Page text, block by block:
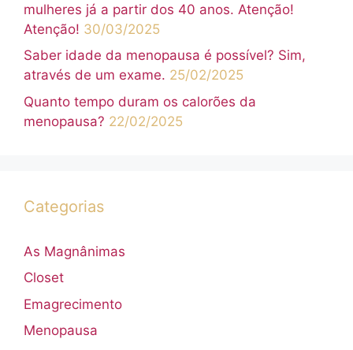
mulheres já a partir dos 40 anos. Atenção!
Atenção! 30/03/2025
Saber idade da menopausa é possível? Sim,
através de um exame. 25/02/2025
Quanto tempo duram os calorões da
menopausa? 22/02/2025
Categorias
As Magnânimas
Closet
Emagrecimento
Menopausa